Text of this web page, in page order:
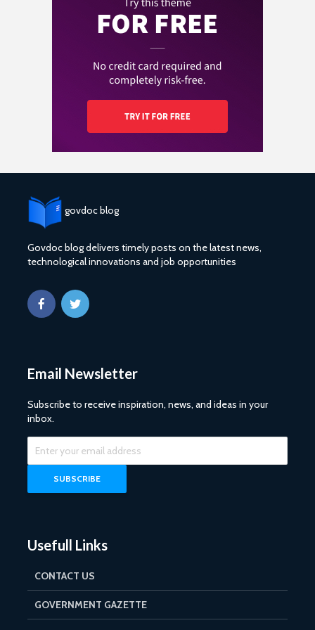
govdoc blog
Govdoc blog delivers timely posts on the latest news,
technological innovations and job opportunities
Email Newsletter
Subscribe to receive inspiration, news, and ideas in your
inbox.
Usefull Links
CONTACT US
GOVERNMENT GAZETTE